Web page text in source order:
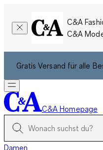
C&A
C&A
Gratis Versand für alle
C&A Homepage
Damen